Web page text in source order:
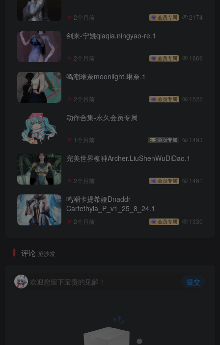
2个月前 会员专属 2174
剑来-宁姚qiaqia.ningyao-re.1
2个月前 会员专属 1669
鸣潮琳奈moonlight.琳奈.1
2个月前 会员专属 1522
动作合集-永久会员专属
1个月前 会员专属 1493
完美世界柳神Archer.LiuShenWuDiDao.1
2个月前 会员专属 1461
鸣潮卡提希娅Dnaddr-
Cartethyia_P_v1_25_8_24.1
2个月前 会员专属 1330
评论 抢沙发
欢迎您留下宝贵的见解！ 提交